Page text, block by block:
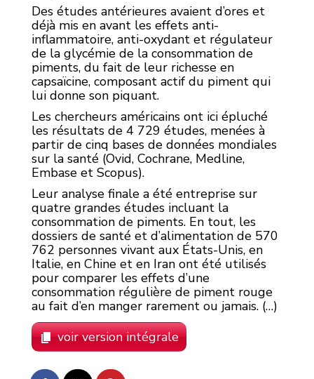
Des études antérieures avaient d’ores et
déjà mis en avant les effets anti-
inflammatoire, anti-oxydant et régulateur
de la glycémie de la consommation de
piments, du fait de leur richesse en
capsaïcine, composant actif du piment qui
lui donne son piquant.
Les chercheurs américains ont ici épluché
les résultats de 4 729 études, menées à
partir de cinq bases de données mondiales
sur la santé (Ovid, Cochrane, Medline,
Embase et Scopus).
Leur analyse finale a été entreprise sur
quatre grandes études incluant la
consommation de piments. En tout, les
dossiers de santé et d’alimentation de 570
762 personnes vivant aux États-Unis, en
Italie, en Chine et en Iran ont été utilisés
pour comparer les effets d’une
consommation régulière de piment rouge
au fait d’en manger rarement ou jamais. (…)
voir version intégrale